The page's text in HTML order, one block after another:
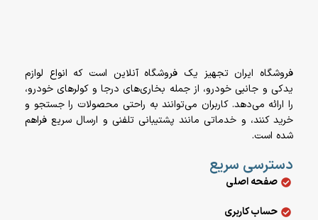
فروشگاه ایران تجهیز یک فروشگاه آنلاین است که انواع لوازم
یدکی و جانبی خودرو، از جمله بخاری‌های درجا و کولرهای خودرو،
را ارائه می‌دهد. کاربران می‌توانند به راحتی محصولات را جستجو و
خرید کنند، و خدماتی مانند پشتیبانی تلفنی و ارسال سریع فراهم
شده است.
دسترسی سریع
صفحه اصلی
حساب کاربری